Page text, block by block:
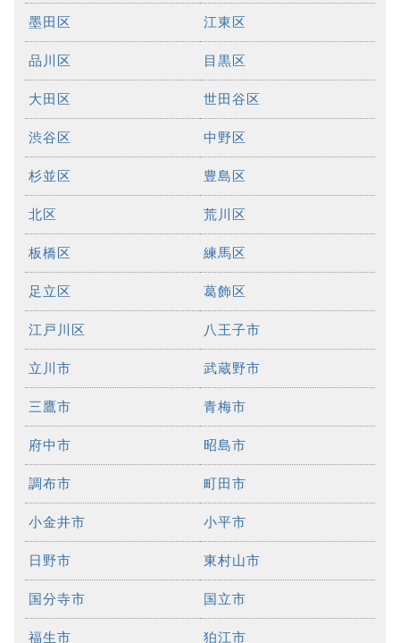
墨田区 江東区
品川区 目黒区
大田区 世田谷区
渋谷区 中野区
杉並区 豊島区
北区 荒川区
板橋区 練馬区
足立区 葛飾区
江戸川区 八王子市
立川市 武蔵野市
三鷹市 青梅市
府中市 昭島市
調布市 町田市
小金井市 小平市
日野市 東村山市
国分寺市 国立市
福生市 狛江市